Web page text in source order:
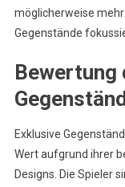
möglicherweise
Gegenstände
Bewertung
Exklusive
Wert aufgrund ihrer
Designs. Die Spieler